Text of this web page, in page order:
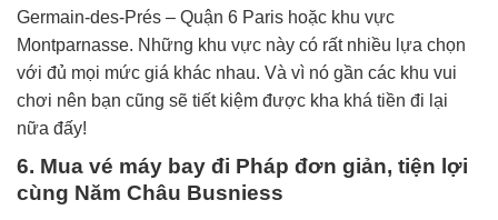
Germain-des-Prés – Quận 6 Paris hoặc khu vực
Montparnasse. Những khu vực này có rất nhiều lựa chọn
với đủ mọi mức giá khác nhau. Và vì nó gần các khu vui
chơi nên bạn cũng sẽ tiết kiệm được kha khá tiền đi lại
nữa đấy!
6. Mua vé máy bay đi Pháp đơn giản, tiện lợi
cùng Năm Châu Busniess